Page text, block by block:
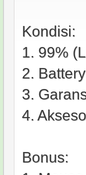
Kondisi:
1. 99%
2.
3.
4.
Bonus: